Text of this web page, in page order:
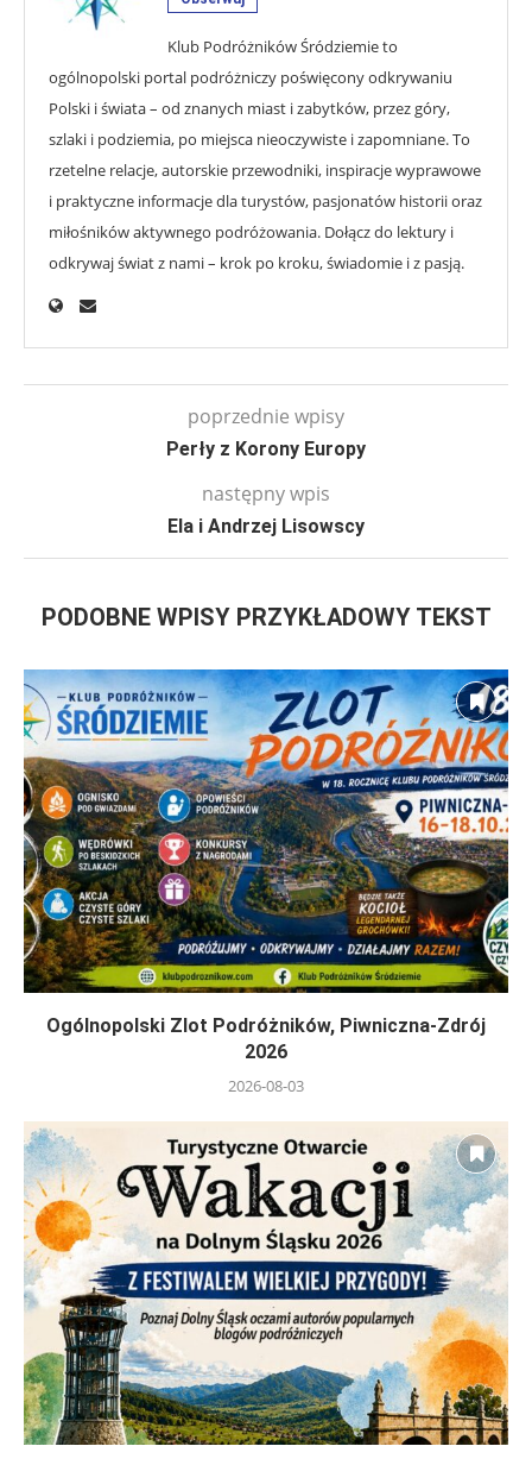
Klub Podróżników Śródziemie to
ogólnopolski portal podróżniczy poświęcony odkrywaniu
Polski i świata – od znanych miast i zabytków, przez góry,
szlaki i podziemia, po miejsca nieoczywiste i zapomniane. To
rzetelne relacje, autorskie przewodniki, inspiracje wyprawowe
i praktyczne informacje dla turystów, pasjonatów historii oraz
miłośników aktywnego podróżowania. Dołącz do lektury i
odkrywaj świat z nami – krok po kroku, świadomie i z pasją.
poprzednie wpisy
Perły z Korony Europy
następny wpis
Ela i Andrzej Lisowscy
PODOBNE WPISY PRZYKŁADOWY TEKST
Ogólnopolski Zlot Podróżników, Piwniczna-Zdrój
2026
2026-08-03